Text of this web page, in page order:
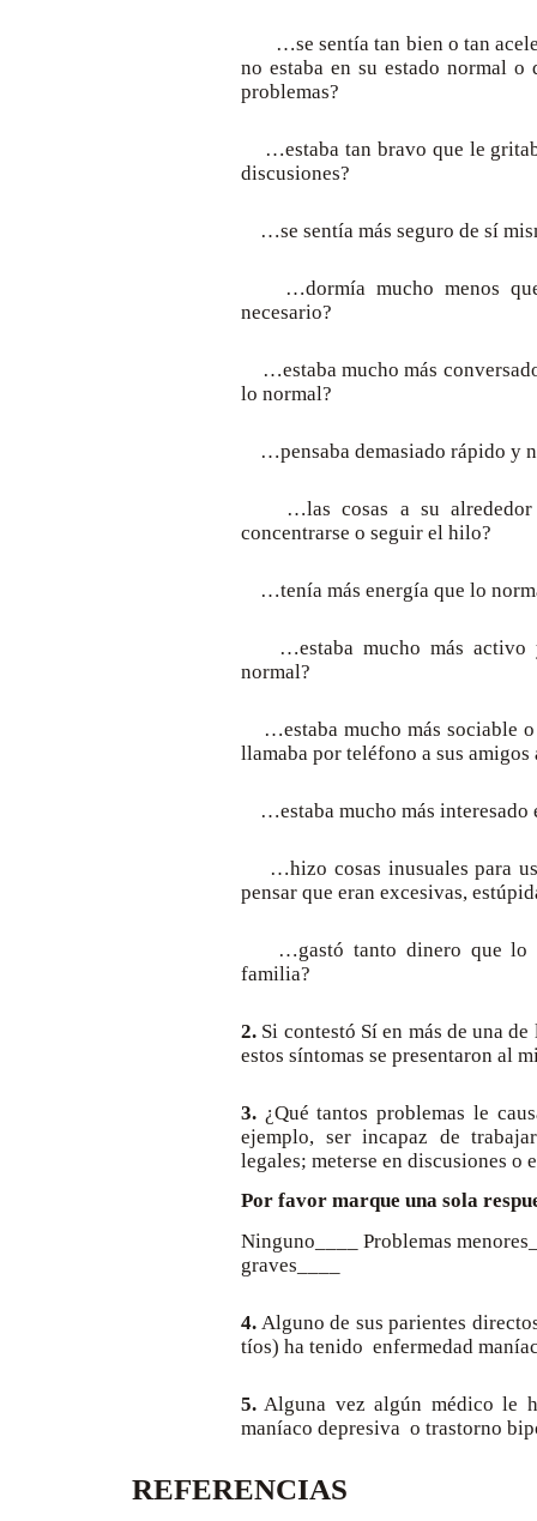
…se sentía tan bien o tan
no estaba en su estado normal o
problemas?
…estaba tan bravo que le
discusiones?
…se sentía más seguro de sí
…dormía mucho menos
necesario?
…estaba mucho más
lo normal?
…pensaba demasiado rápido y
…las cosas a su alrededor
concentrarse o seguir el hilo?
…tenía más energía que lo
…estaba mucho más activo
normal?
…estaba mucho más sociable
llamaba por teléfono a sus
…estaba mucho más interesado
…hizo cosas inusuales para
pensar que eran excesivas,
…gastó tanto dinero que lo
familia?
2. Si contestó Sí en más de una
estos síntomas se presentaron al
3. ¿Qué tantos problemas le
ejemplo, ser incapaz de
legales; meterse en discusiones o
Por favor marque una sola
Ninguno____ Problemas
graves____
4. Alguno de sus parientes
tíos) ha tenido enfermedad
5. Alguna vez algún médico le
maníaco depresiva o trastorno
REFERENCIAS